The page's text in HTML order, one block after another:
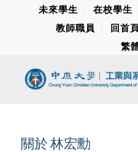
未來學生 在校學生
教師職員
回首
繁
關於林宏勳